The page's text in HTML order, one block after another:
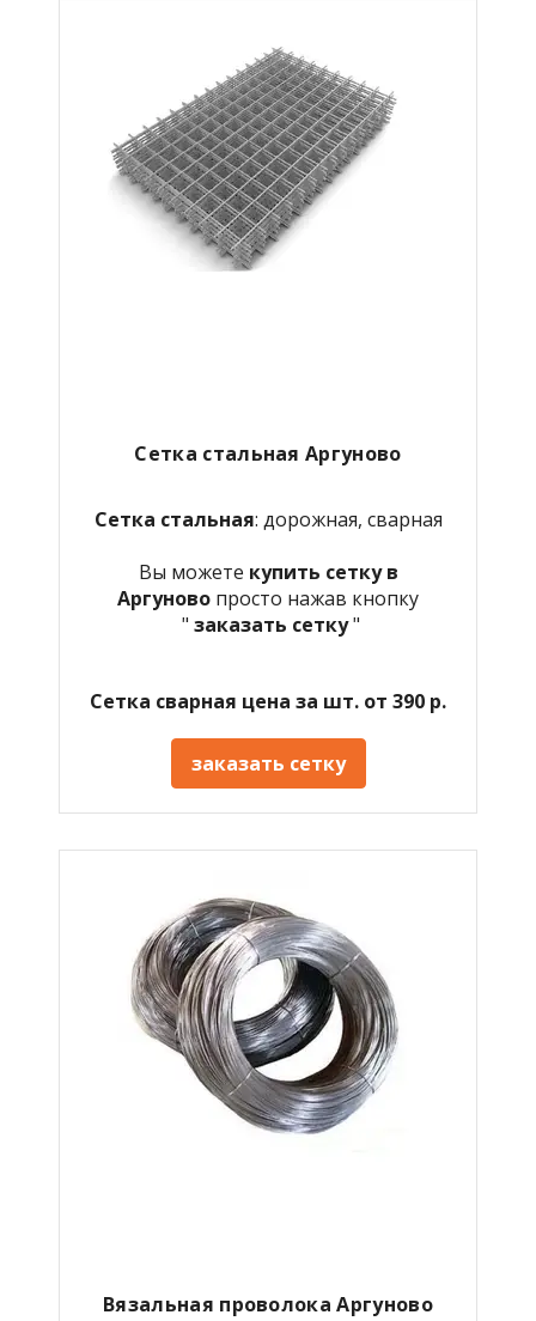
Сетка стальная Аргуново
Сетка стальная: дорожная, сварная
Вы можете купить сетку в
Аргуново просто нажав кнопку
" заказать сетку"
Сетка сварная цена за шт. от 390 р.
заказать сетку
Вязальная проволока Аргуново